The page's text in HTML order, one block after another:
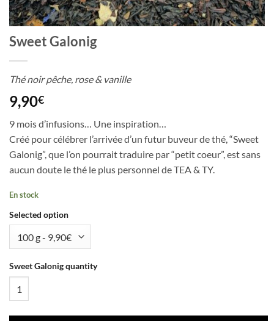
Sweet Galonig
Thé noir pêche, rose & vanille
9,90€
9 mois d’infusions… Une inspiration…
Créé pour célébrer l’arrivée d’un futur buveur de thé, “Sweet
Galonig”, que l’on pourrait traduire par “petit coeur”, est sans
aucun doute le thé le plus personnel de TEA & TY.
En stock
Selected option
Sweet Galonig quantity